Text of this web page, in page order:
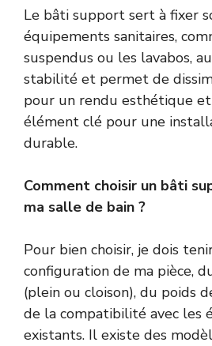
Le bâti support sert à fixer
équipements sanitaires,
suspendus ou les lavabos,
stabilité et permet de
pour un rendu esthétique et
élément clé pour une
durable.
Comment choisir un bâti
ma salle de bain ?
Pour bien choisir, je dois
configuration de ma pièce,
(plein ou cloison), du poids
de la compatibilité avec les
existants. Il existe des